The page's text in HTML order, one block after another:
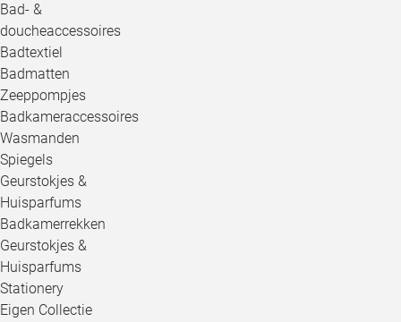
Bad- &
doucheaccessoires
Badtextiel
Badmatten
Zeeppompjes
Badkameraccessoires
Wasmanden
Spiegels
Geurstokjes &
Huisparfums
Badkamerrekken
Geurstokjes &
Huisparfums
Stationery
Eigen Collectie